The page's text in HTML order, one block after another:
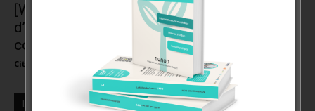
[Webinaire] L’éco-conception, retour
d’expérience | Marie Cussol – Pôle Éco-
conception
Cité de la RSE et de l'impact - 1 juin 2021